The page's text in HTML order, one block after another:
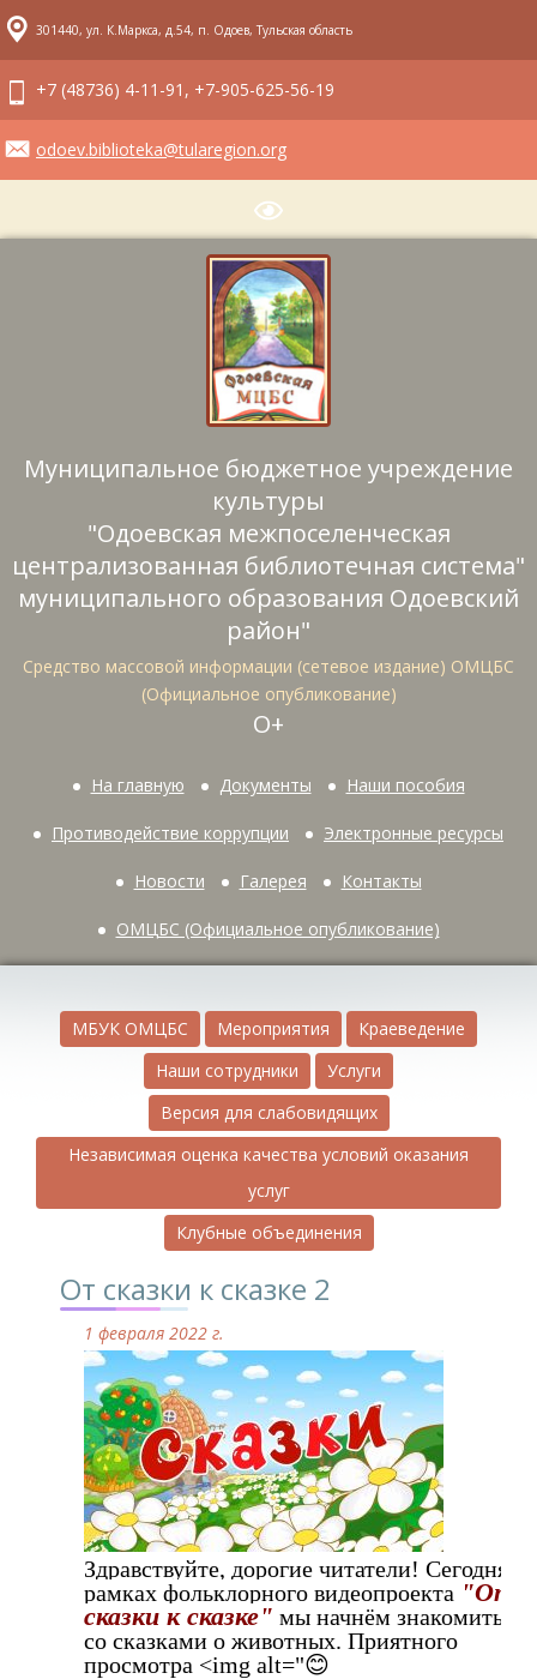
301440, ул. К.Маркса, д.54, п. Одоев, Тульская область
+7 (48736) 4-11-91, +7-905-625-56-19
odoev.biblioteka@tularegion.org
Муниципальное бюджетное учреждение
культуры
"Одоевская межпоселенческая
централизованная библиотечная система"
муниципального образования Одоевский
район"
Средство массовой информации (сетевое издание) ОМЦБС
(Официальное опубликование)
О+
На главную Документы Наши пособия
Противодействие коррупции Электронные ресурсы
Новости Галерея Контакты
ОМЦБС (Официальное опубликование)
МБУК ОМЦБС Мероприятия
Краеведение
Наши сотрудники
Услуги
Версия для слабовидящих
Независимая оценка качества условий оказания
услуг
Клубные объединения
От сказки к сказке 2
1 февраля 2022 г.
Здравствуйте, дорогие читатели! Сегодня в
рамках фольклорного видеопроекта "От
сказки к сказке" мы начнём знакомиться
со сказками о животных. Приятного
просмотра <img alt="😊